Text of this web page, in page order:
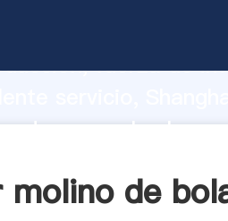
fuerza de
crea el valor y
molino de